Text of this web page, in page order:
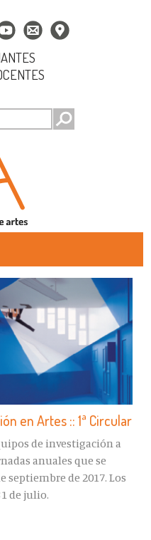
en Artes :: 1ª Circular
de investigación a
anuales que se
septiembre de 2017. Los
de julio.